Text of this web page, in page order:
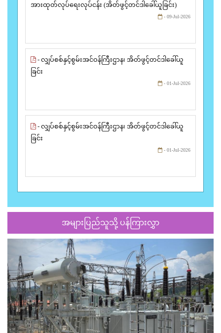
အားထုတ်လုပ်ရေးလုပ်ငန်း (အိတ်ဖွင့်တင်ဒါခေါ်ယူခြင်း)
- 09-Jul-2026
- လျှပ်စစ်နှင့်စွမ်းအင်ဝန်ကြီးဌာန၊ အိတ်ဖွင့်တင်ဒါခေါ်ယူ
ခြင်း
- 01-Jul-2026
- လျှပ်စစ်နှင့်စွမ်းအင်ဝန်ကြီးဌာန၊ အိတ်ဖွင့်တင်ဒါခေါ်ယူ
ခြင်း
- 01-Jul-2026
အများပြည်သူသို့ ပန်ကြားလွှာ
Previous